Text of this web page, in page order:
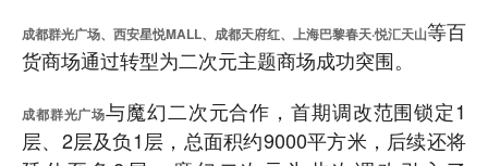
成都群光广场、西安星悦MALL、成都天府红、上海巴黎春天·悦汇天山等百
货商场通过转型为二次元主题商场成功突围。
成都群光广场与魔幻二次元合作，首期调改范围锁定1
层、2层及负1层，总面积约9000平方米，后续还将